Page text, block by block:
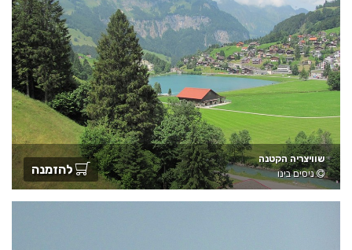
שוויצריה הקטנה
ניסים בינו
להזמנה